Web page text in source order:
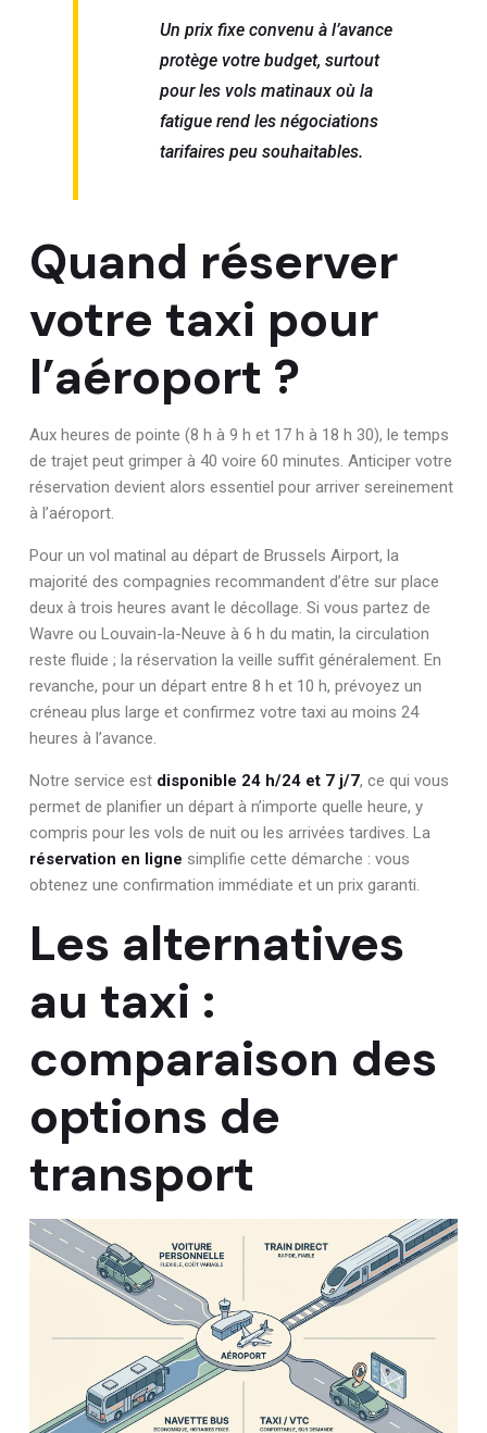
Un prix fixe convenu à l’avance
protège votre budget, surtout
pour les vols matinaux où la
fatigue rend les négociations
tarifaires peu souhaitables.
Quand réserver
votre taxi pour
l’aéroport ?
Aux heures de pointe (8 h à 9 h et 17 h à 18 h 30), le temps
de trajet peut grimper à 40 voire 60 minutes. Anticiper votre
réservation devient alors essentiel pour arriver sereinement
à l’aéroport.
Pour un vol matinal au départ de Brussels Airport, la
majorité des compagnies recommandent d’être sur place
deux à trois heures avant le décollage. Si vous partez de
Wavre ou Louvain-la-Neuve à 6 h du matin, la circulation
reste fluide ; la réservation la veille suffit généralement. En
revanche, pour un départ entre 8 h et 10 h, prévoyez un
créneau plus large et confirmez votre taxi au moins 24
heures à l’avance.
Notre service est disponible 24 h/24 et 7 j/7, ce qui vous
permet de planifier un départ à n’importe quelle heure, y
compris pour les vols de nuit ou les arrivées tardives. La
réservation en ligne simplifie cette démarche : vous
obtenez une confirmation immédiate et un prix garanti.
Les alternatives
au taxi :
comparaison des
options de
transport